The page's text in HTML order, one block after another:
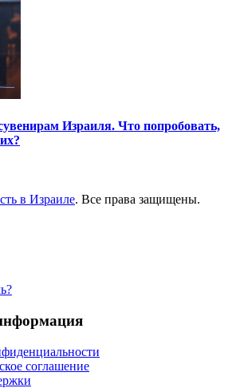
Израиля. Что попробовать,
в Израиле. Все права защищены.
соглашение